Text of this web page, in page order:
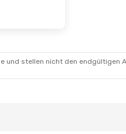
und stellen nicht den endgültigen